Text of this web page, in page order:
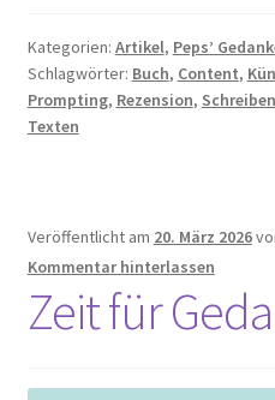
Kategorien: Artikel, Peps’
Schlagwörter: Buch, Content,
Prompting, Rezension,
Texten
Veröffentlicht am 20. März 2026
Kommentar hinterlassen
Zeit für